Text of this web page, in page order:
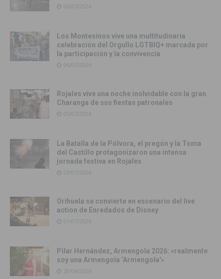
06/07/2026
Los Montesinos vive una multitudinaria
celebración del Orgullo LGTBIQ+ marcada por
la participación y la convivencia
06/07/2026
Rojales vive una noche inolvidable con la gran
Charanga de sus fiestas patronales
05/07/2026
La Batalla de la Pólvora, el pregón y la Toma
del Castillo protagonizaron una intensa
jornada festiva en Rojales
03/07/2026
Orihuela se convierte en escenario del live
action de Enredados de Disney
01/07/2026
Pilar Hernández, Armengola 2026: «realmente
soy una Armengola ‘Armengola'»
29/06/2026